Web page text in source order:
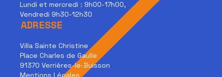
Lundi et mercredi : 9h00-17h00,
Vendredi 9h30-12h30
ADRESSE
Villa Sainte Christine
Place Charles de Gaulle
91370 Verrières-le-Buisson
Mentions Légales